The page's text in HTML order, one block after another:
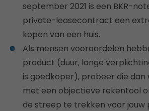
september 2021 is een BKR-
private-leasecontract een
kopen van een huis.
Als mensen vooroordelen
product (duur, lange
is goedkoper), probeer die dan
met een objectieve rekentool
de streep te trekken voor jouw